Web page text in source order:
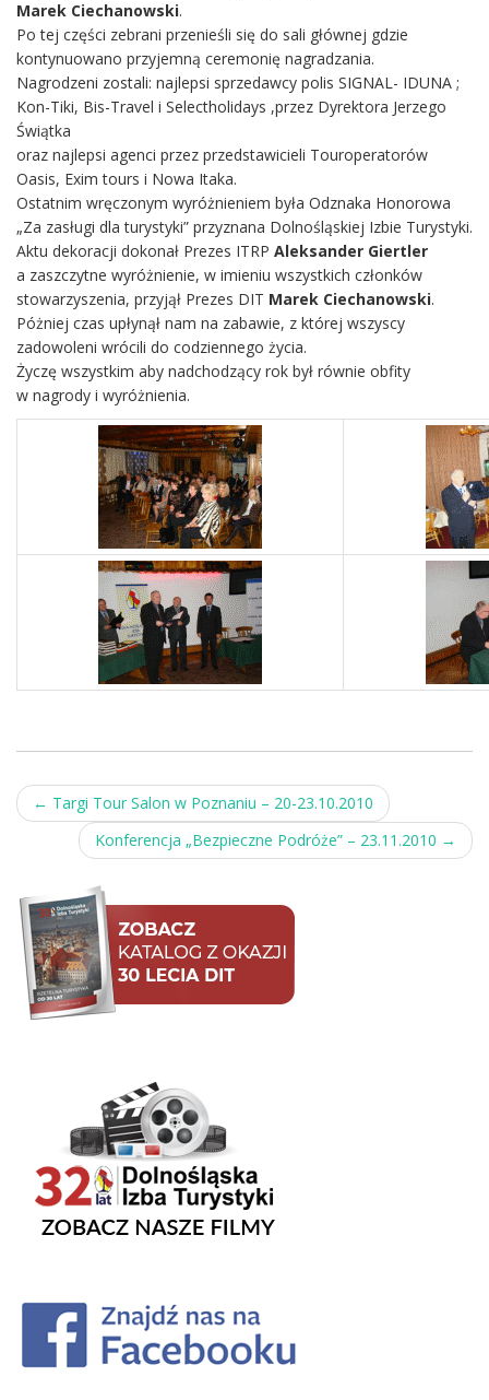
Marek Ciechanowski.
Po tej części zebrani przenieśli się do sali głównej gdzie
kontynuowano przyjemną ceremonię nagradzania.
Nagrodzeni zostali: najlepsi sprzedawcy polis SIGNAL- IDUNA ;
Kon-Tiki, Bis-Travel i Selectholidays ,przez Dyrektora Jerzego
Świątka
oraz najlepsi agenci przez przedstawicieli Touroperatorów
Oasis, Exim tours i Nowa Itaka.
Ostatnim wręczonym wyróżnieniem była Odznaka Honorowa
„Za zasługi dla turystyki” przyznana Dolnośląskiej Izbie Turystyki.
Aktu dekoracji dokonał Prezes ITRP Aleksander Giertler
a zaszczytne wyróżnienie, w imieniu wszystkich członków
stowarzyszenia, przyjął Prezes DIT Marek Ciechanowski.
Póżniej czas upłynął nam na zabawie, z której wszyscy
zadowoleni wrócili do codziennego życia.
Życzę wszystkim aby nadchodzący rok był równie obfity
w nagrody i wyróżnienia.
Post
navigation
← Targi Tour Salon w Poznaniu – 20-23.10.2010
Konferencja „Bezpieczne Podróże” – 23.11.2010 →